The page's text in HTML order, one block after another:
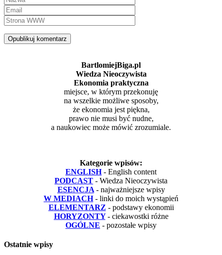
BartlomiejBiga.pl
Wiedza Nieoczywista
Ekonomia praktyczna
miejsce, w którym przekonuję
na wszelkie możliwe sposoby,
że ekonomia jest piękna,
prawo nie musi być nudne,
a naukowiec może mówić zrozumiale.
Kategorie wpisów:
ENGLISH - English content
PODCAST - Wiedza Nieoczywista
ESENCJA - najważniejsze wpisy
W MEDIACH - linki do moich wystąpień
ELEMENTARZ - podstawy ekonomii
HORYZONTY - ciekawostki różne
OGÓLNE - pozostałe wpisy
Ostatnie wpisy